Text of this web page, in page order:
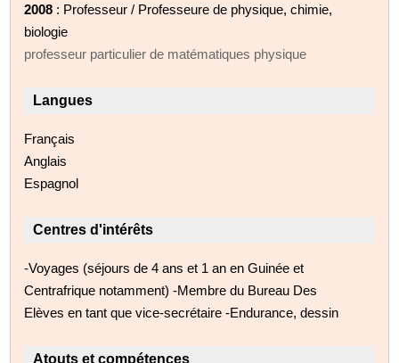
2008 : Professeur / Professeure de physique, chimie,
biologie
professeur particulier de matématiques physique
Langues
Français
Anglais
Espagnol
Centres d'intérêts
-Voyages (séjours de 4 ans et 1 an en Guinée et
Centrafrique notamment) -Membre du Bureau Des
Elèves en tant que vice-secrétaire -Endurance, dessin
Atouts et compétences